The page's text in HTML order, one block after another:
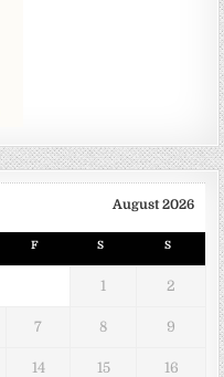
August 2026
F S S
1 2
7 8 9
14 15 16